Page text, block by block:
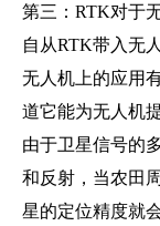
第三：RTK对于
自从RTK带入无
无人机上的应用
道它能为无人机
由于卫星信号的
和反射，当农田
星的定位精度就